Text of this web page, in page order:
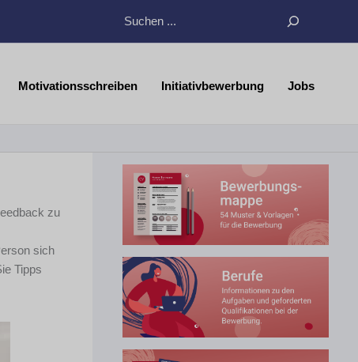
Motivationsschreiben Initiativbewerbung Jobs
zu
sich
Tipps